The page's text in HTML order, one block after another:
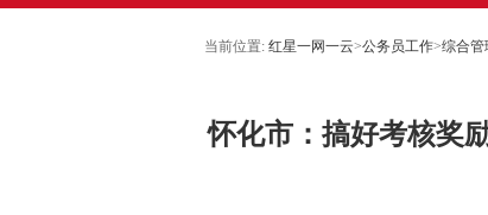
当前位置: 红星一网一云>公务员工作>综合管
怀化市：搞好考核奖